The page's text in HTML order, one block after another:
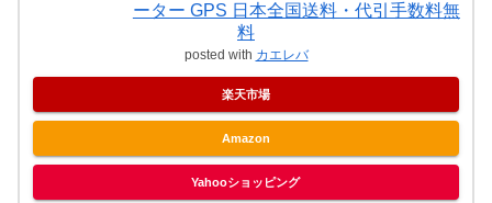
ーター GPS 日本全国送料・代引手数料無
料
posted with カエレバ
楽天市場
Amazon
Yahooショッピング